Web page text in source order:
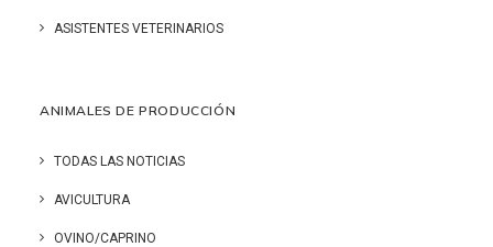
ASISTENTES VETERINARIOS
ANIMALES DE PRODUCCIÓN
TODAS LAS NOTICIAS
AVICULTURA
OVINO/CAPRINO